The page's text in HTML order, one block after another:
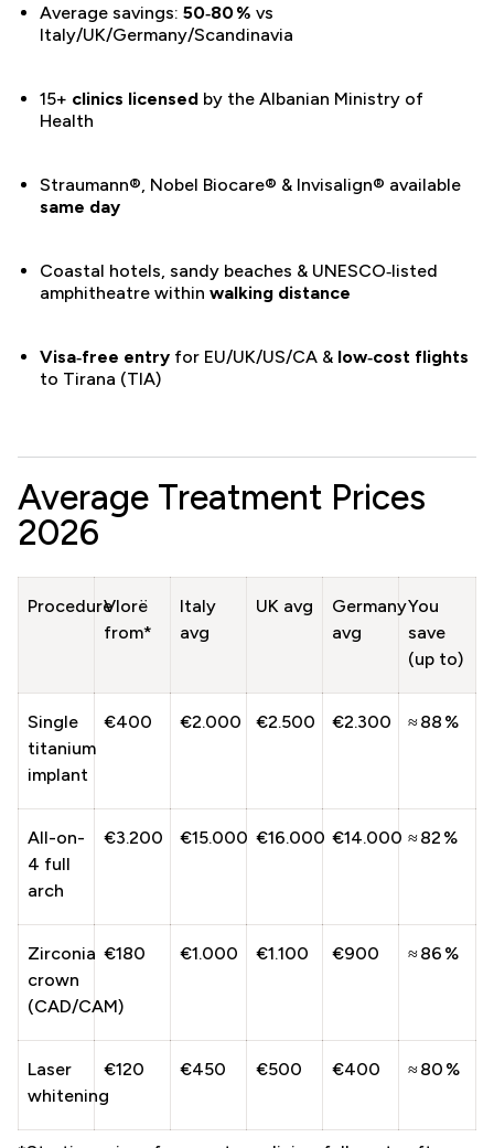
Average savings: 50‑80 % vs
Italy/UK/Germany/Scandinavia
15+ clinics licensed by the Albanian Ministry of
Health
Straumann®, Nobel Biocare® & Invisalign® available
same day
Coastal hotels, sandy beaches & UNESCO‑listed
amphitheatre within walking distance
Visa‑free entry for EU/UK/US/CA & low‑cost flights
to Tirana (TIA)
Average Treatment Prices
2026
ProcedureVlorë
from*
Italy
avg
UK avg
Germany
avg
You
save
(up to)
Single
titanium
implant
€400 €2.000 €2.500 €2.300 ≈ 88 %
All-on-
4 full
arch
€3.200 €15.000 €16.000 €14.000 ≈ 82 %
Zirconia
crown
(CAD/CAM)
€180 €1.000 €1.100 €900 ≈ 86 %
Laser
whitening
€120 €450 €500 €400 ≈ 80 %